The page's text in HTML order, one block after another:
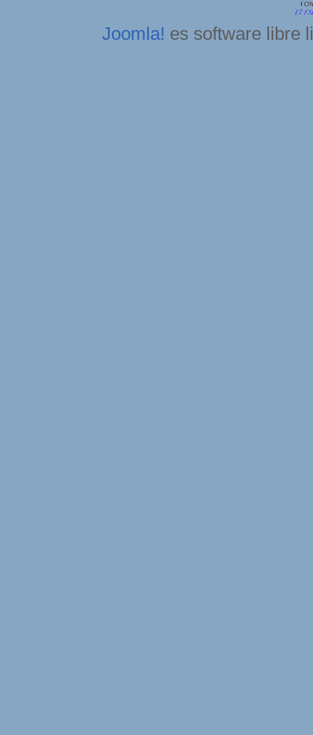
Joomla! es software libre